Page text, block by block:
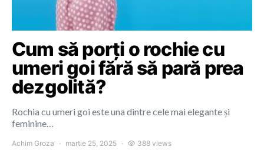
Cum să porți o rochie cu
umeri goi fără să pară prea
dezgolită?
Rochia cu umeri goi este una dintre cele mai elegante și
feminine…
Achim Groza martie 25, 2025 388 views